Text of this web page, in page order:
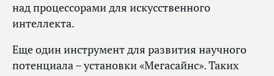
над процессорами для искусственного
интеллекта.
Еще один инструмент для развития научного
потенциала – установки «Мегасайнс». Таких